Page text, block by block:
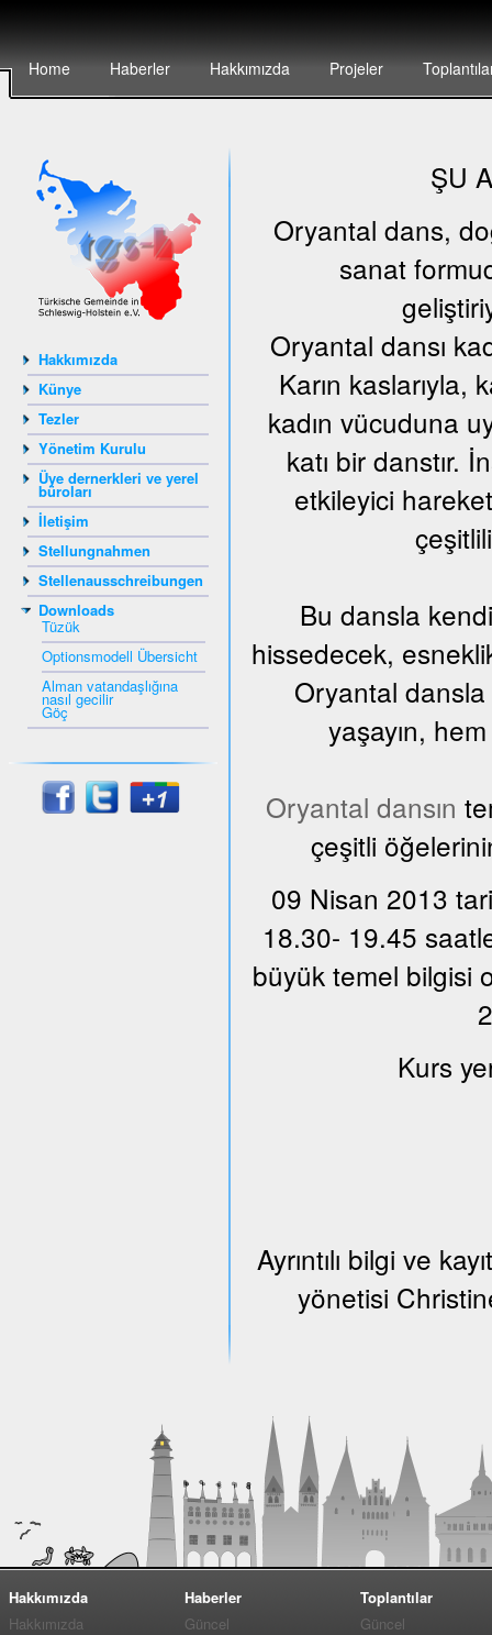
Home Haberler Hakkımızda Projeler
Hakkımızda
Künye
Tezler
Yönetim Kurulu
Üye dernerkleri ve yerel
büroları
İletişim
Stellungnahmen
Stellenausschreibungen
Downloads
Tüzük
Optionsmodell Übersicht
Alman vatandaşlığına
nasıl gecilir
Göç
ŞU
Oryantal dans,
sanat
Oryantal dansı
Karın
kadın vücuduna
katı bir danstır.
etkileyici
Bu dansla
hissedecek,
Oryantal dansla
yaşayın,
Oryantal dansın
çeşitli
09 Nisan 2013
18.30- 19.45
büyük temel bilgisi
Kurs
Ayrıntılı bilgi ve
yönetisi
Hakkımızda
Hakkımızda
Haberler
Güncel
Toplantılar
Güncel